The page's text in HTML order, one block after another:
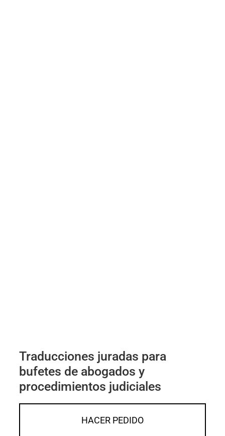
Traducciones juradas para
bufetes de abogados y
procedimientos judiciales
HACER PEDIDO